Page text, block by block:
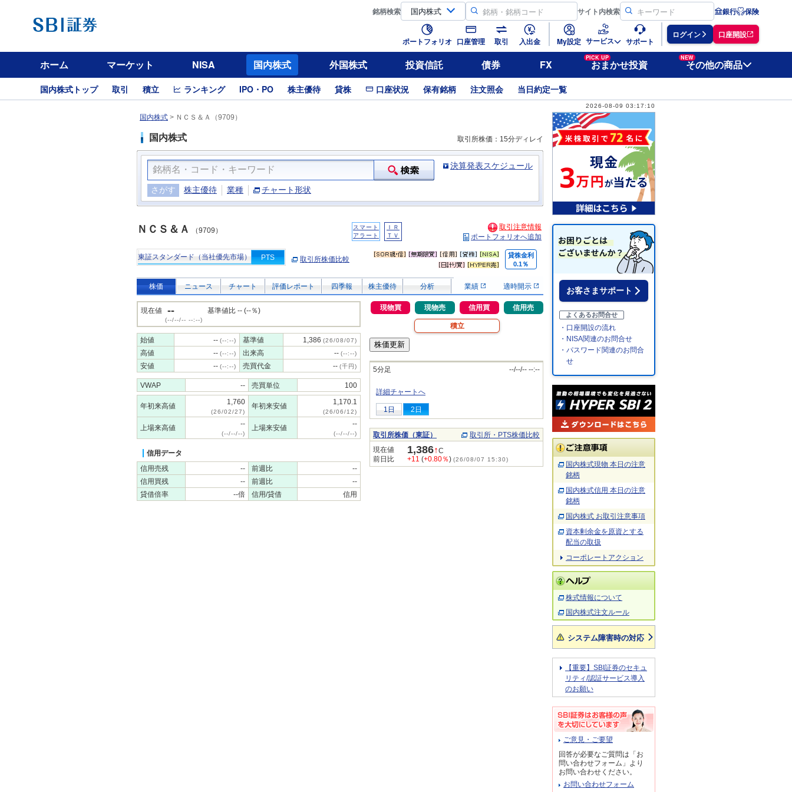
銘柄検索 サイト内検索 銀行 保険
ポートフォリオ 口座管理 取引 入出金 My設定 サービス サポート
ログイン 口座開設
ホーム マーケット NISA 国内株式 外国株式 投資信託 債券 FX
PICK UP
おまかせ投資
NEW
その他の商品
国内株式トップ 取引 積立 ランキング IPO・PO 株主優待 貸株 口座状況 保有銘柄 注文照会 当日約定一覧
2026-08-09 03:17:10
国内株式 > ＮＣＳ＆Ａ（9709）
国内株式 取引所株価：15分ディレイ
決算発表スケジュール
さがす 株主優待 業種 チャート形状
ＮＣＳ＆Ａ （9709）
スマート
アラート
ＩＲ
ＴＶ
取引注意情報
ポートフォリオへ追加
東証スタンダード（当社優先市場） PTS 取引所株価比較
貸株金利
0.1％
株価 ニュース チャート 評価レポート 四季報 株主優待 分析 業績 適時開示
現在値 --
(--/--/-- --:--)
基準値比 -- (--％)
始値 -- (--:--) 基準値 1,386 (26/08/07)
高値 -- (--:--) 出来高 -- (--:--)
安値 -- (--:--) 売買代金 -- (千円)
VWAP -- 売買単位 100
年初来高値 1,760
(26/02/27)
年初来安値 1,170.1
(26/06/12)
上場来高値 --
(--/--/--)
上場来安値 --
(--/--/--)
信用データ
信用売残
-- 前週比
--
信用買残
-- 前週比
--
貸借倍率
--倍 信用/貸借 信用
現物買 現物売 信用買 信用売
積立
5分足 --/--/-- --:--
詳細チャートへ
1日 2日
取引所株価（東証）
取引所・PTS株価比較
現在値
1,386↑C
前日比
+11 (+0.80％) (26/08/07 15:30)
お客さまサポート
よくあるお問合せ
・口座開設の流れ
・NISA関連のお問合せ
・パスワード関連のお問合
せ
国内株式現物 本日の注意
銘柄
国内株式信用 本日の注意
銘柄
国内株式 お取引注意事項
資本剰余金を原資とする
配当の取扱
コーポレートアクション
株式情報について
国内株式注文ルール
システム障害時の対応
【重要】SBI証券のセキュ
リティ/認証サービス導入
のお願い
ご意見・ご要望
回答が必要なご質問は「お
問い合わせフォーム」より
お問い合わせください。
お問い合わせフォーム